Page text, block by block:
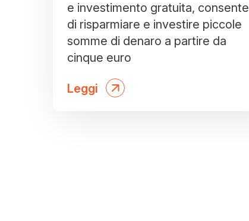
e investimento gratuita, consente
di risparmiare e investire piccole
somme di denaro a partire da
cinque euro
Leggi